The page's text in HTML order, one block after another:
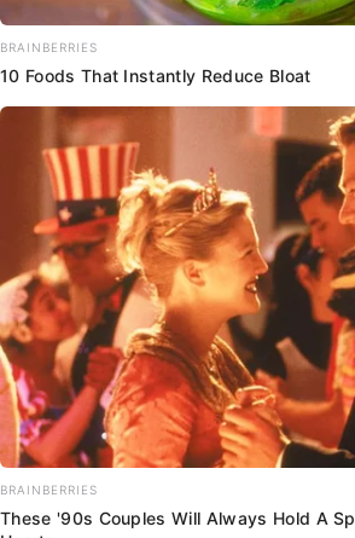
BRAINBERRIES
10 Foods That Instantly Reduce Bloat
BRAINBERRIES
These '90s Couples Will Always Hold A